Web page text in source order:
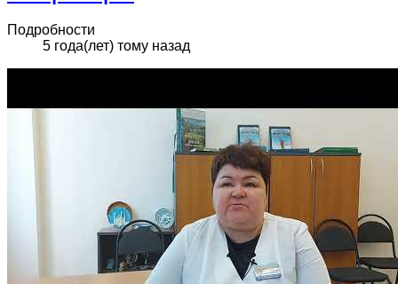
Подробности
5 года(лет) тому назад